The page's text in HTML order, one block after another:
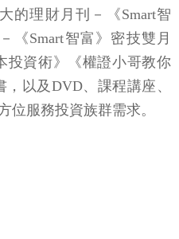
的理財月刊－《Smart智
《Smart智富》密技雙月
投資術》《權證小哥教你
以及DVD、課程講座、
位服務投資族群需求。